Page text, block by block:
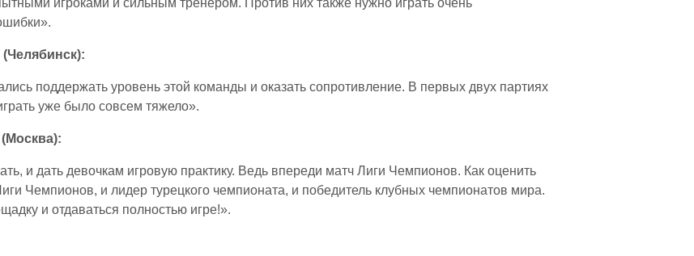
игроками и сильным тренером. Против них также нужно играть очень
поддержать уровень этой команды и оказать сопротивление. В первых двух партиях
уже было совсем тяжело».
и дать девочкам игровую практику. Ведь впереди матч Лиги Чемпионов. Как оценить
Чемпионов, и лидер турецкого чемпионата, и победитель клубных чемпионатов мира.
и отдаваться полностью игре!».